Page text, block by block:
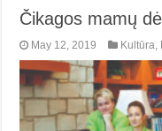
Čikagos mamų
May 12, 2019 Kultūra,